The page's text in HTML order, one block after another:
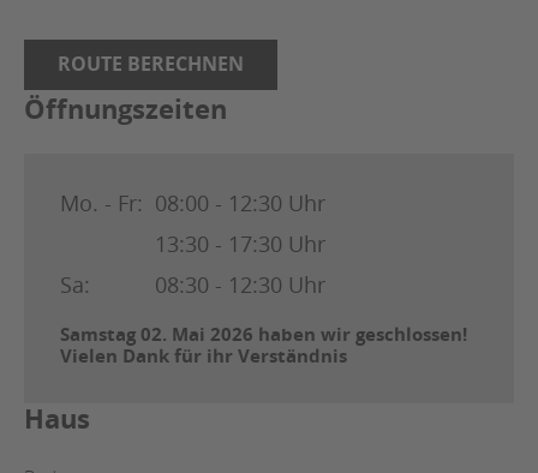
ROUTE BERECHNEN
Öffnungszeiten
Mo. - Fr: 08:00 - 12:30 Uhr
13:30 - 17:30 Uhr
Sa:
08:30 - 12:30 Uhr
Samstag 02. Mai 2026 haben wir geschlossen!
Vielen Dank für ihr Verständnis
Haus